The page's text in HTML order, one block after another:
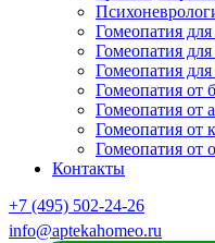
Гомеопатия
Гомеопатия
Гомеопатия
Гомеопатия от
Гомеопатия от
Гомеопатия от
Гомеопатия от
Контакты
+7 (495) 502-24-26
info@aptekahomeo.ru